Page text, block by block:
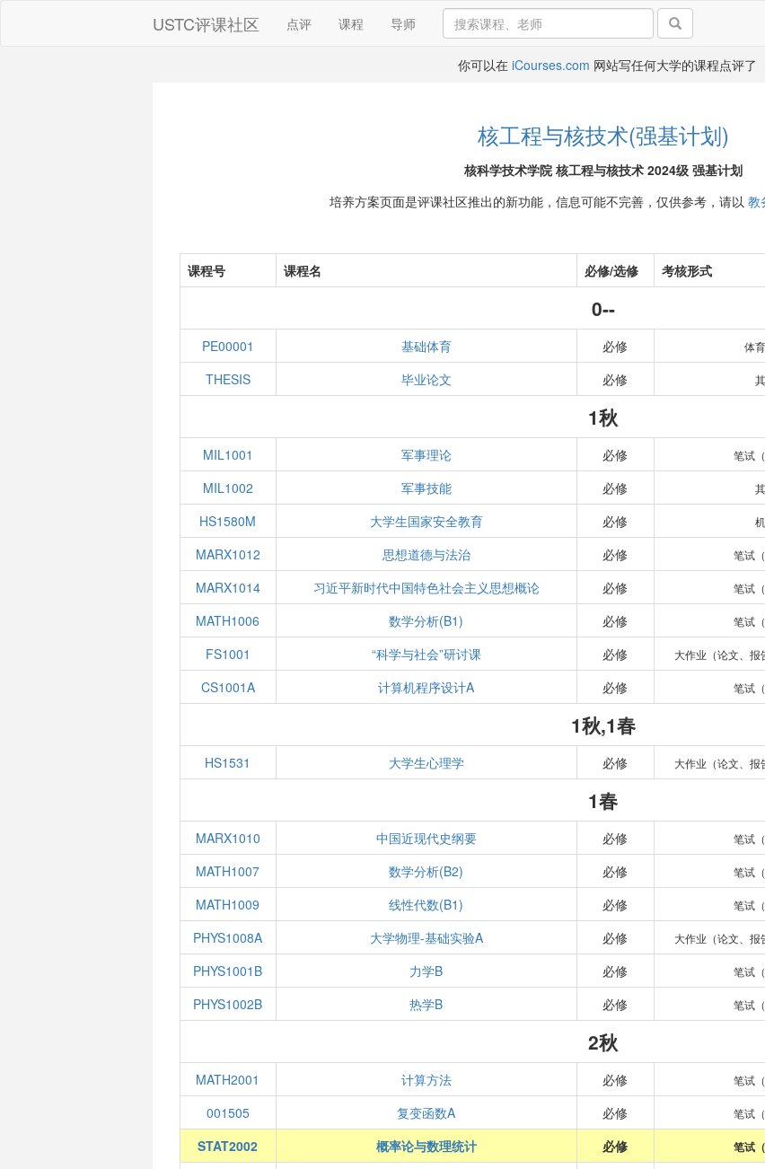
USTC评课社区 点评 课程 导师
你可以在 iCourses.com 网站写任何大学的课程点评了
核工程与核技术(强基计划)
核科学技术学院 核工程与核技术 2024级 强基计划
培养方案页面是评课社区推出的新功能，信息可能不完善，仅供参考，请以 教
课程号 课程名 必修/选修 考核形式
0--
PE00001 基础体育 必修 体
THESIS
毕业论文 必修
1秋
MIL1001 军事理论 必修 笔试
MIL1002
军事技能 必修
HS1580M
大学生国家安全教育 必修
MARX1012
思想道德与法治 必修 笔试
MARX1014
习近平新时代中国特色社会主义思想概论 必修 笔试
MATH1006
数学分析(B1) 必修 笔试
FS1001
“科学与社会”研讨课 必修 大作业（论文、报
CS1001A
计算机程序设计A 必修 笔试
1秋,1春
HS1531 大学生心理学 必修 大作业（论文、报
1春
MARX1010 中国近现代史纲要 必修 笔试
MATH1007
数学分析(B2) 必修 笔试
MATH1009
线性代数(B1) 必修 笔试
PHYS1008A
大学物理-基础实验A 必修 大作业（论文、报
PHYS1001B
力学B 必修 笔试
PHYS1002B
热学B 必修 笔试
2秋
MATH2001 计算方法 必修 笔试
001505
复变函数A 必修 笔试
STAT2002
概率论与数理统计 必修 笔试